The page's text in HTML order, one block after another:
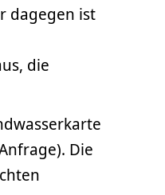
dagegen ist
die
Die